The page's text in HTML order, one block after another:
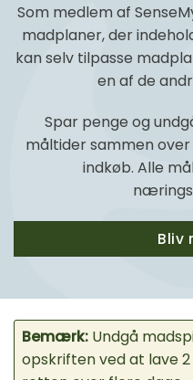
Som medlem af
madplaner, der
kan selv tilpasse
en af de
Spar penge og
måltider sammen
indkøb. Alle
Bliv
Bemærk: Undgå
opskriften ved at lave